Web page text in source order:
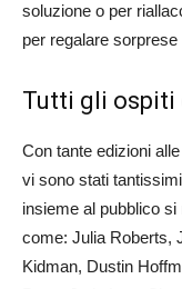
soluzione o per
per regalare
Tutti gli ospiti
Con tante edizioni
vi sono stati
insieme al pubblico
come: Julia Roberts,
Kidman, Dustin